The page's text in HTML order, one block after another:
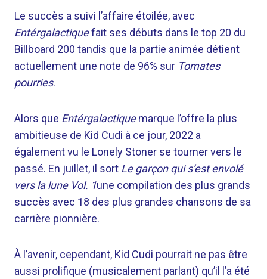
Le succès a suivi l’affaire étoilée, avec
Entérgalactiquefait ses débuts dans le top 20 du
Billboard 200 tandis que la partie animée détient
actuellement une note de 96% sur Tomates
pourries.
Alors que Entérgalactiquemarque l’offre la plus
ambitieuse de Kid Cudi à ce jour, 2022 a
également vu le Lonely Stoner se tourner vers le
passé. En juillet, il sort Le garçon qui s’est envolé
vers la lune Vol. 1une compilation des plus grands
succès avec 18 des plus grandes chansons de sa
carrière pionnière.
À l’avenir, cependant, Kid Cudi pourrait ne pas être
aussi prolifique (musicalement parlant) qu’il l’a été